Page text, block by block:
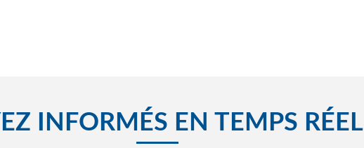
INFORMÉS EN TEMPS RÉEL